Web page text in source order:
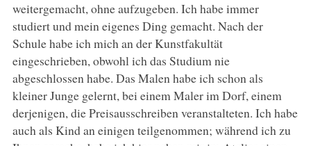
weitergemacht, ohne aufzugeben. Ich habe immer
studiert und mein eigenes Ding gemacht. Nach der
Schule habe ich mich an der Kunstfakultät
eingeschrieben, obwohl ich das Studium nie
abgeschlossen habe. Das Malen habe ich schon als
kleiner Junge gelernt, bei einem Maler im Dorf, einem
derjenigen, die Preisausschreiben veranstalteten. Ich habe
auch als Kind an einigen teilgenommen; während ich zu